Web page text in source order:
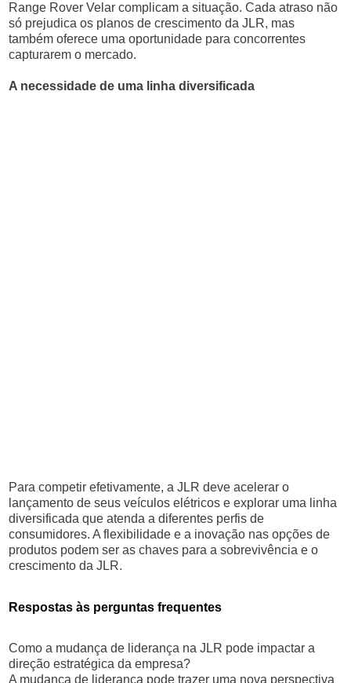
Range Rover Velar complicam a situação. Cada atraso não
só prejudica os planos de crescimento da JLR, mas
também oferece uma oportunidade para concorrentes
capturarem o mercado.
A necessidade de uma linha diversificada
Para competir efetivamente, a JLR deve acelerar o
lançamento de seus veículos elétricos e explorar uma linha
diversificada que atenda a diferentes perfis de
consumidores. A flexibilidade e a inovação nas opções de
produtos podem ser as chaves para a sobrevivência e o
crescimento da JLR.
Respostas às perguntas frequentes
Como a mudança de liderança na JLR pode impactar a
direção estratégica da empresa?
A mudança de liderança pode trazer uma nova perspectiva